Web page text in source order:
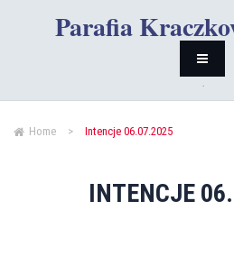
Parafia
Home > Intencje 06.07.2025
INTENCJE